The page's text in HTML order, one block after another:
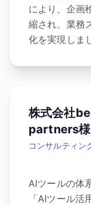
により、企画
縮され、業務
化を実現しま
株式会社
partners様
コンサルティン
AIツールの体
「AIツール活